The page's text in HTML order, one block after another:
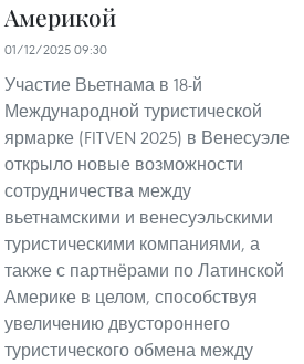
Америкой
01/12/2025 09:30
Участие Вьетнама в 18-й
Международной туристической
ярмарке (FITVEN 2025) в Венесуэле
открыло новые возможности
сотрудничества между
вьетнамскими и венесуэльскими
туристическими компаниями, а
также с партнёрами по Латинской
Америке в целом, способствуя
увеличению двустороннего
туристического обмена между